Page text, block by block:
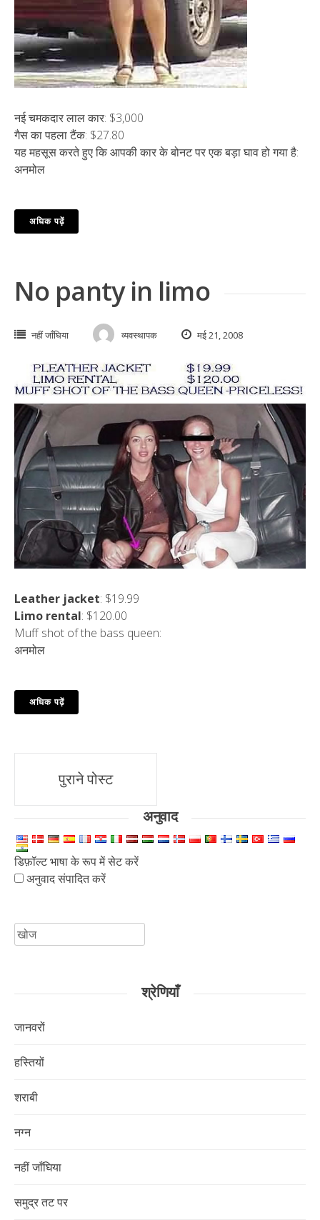
नई चमकदार लाल कार: $3,000
गैस का पहला टैंक: $27.80
यह महसूस करते हुए कि आपकी कार के बोनट पर एक बड़ा घाव हो गया है:
अनमोल
अधिक पढ़ें
No panty in limo
नहीं जाँघिया व्यवस्थापक मई 21, 2008
Leather jacket: $19.99
Limo rental: $120.00
Muff shot of the bass queen:
अनमोल
अधिक पढ़ें
नेविगेशन
पुराने पोस्ट
अनुवाद
डिफ़ॉल्ट भाषा के रूप में सेट करें
अनुवाद संपादित करें
के
लिए
श्रेणियाँ
जानवरों
हस्तियों
शराबी
नग्न
नहीं जाँघिया
समुद्र तट पर